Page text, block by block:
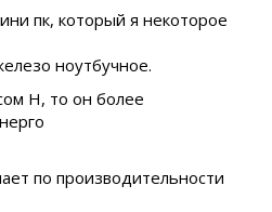
пк, который я некоторое
ноутбучное.
H, то он более
по производительности